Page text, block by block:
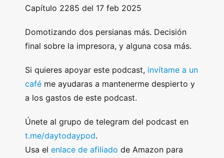
Capítulo 2285 del 17 feb 2025
Domotizando dos persianas más. Decisión
final sobre la impresora, y alguna cosa más.
Si quieres apoyar este podcast, invítame a un
café me ayudaras a mantenerme despierto y
a los gastos de este podcast.
Únete al grupo de telegram del podcast en
t.me/daytodaypod.
Usa el enlace de afiliado de Amazon para